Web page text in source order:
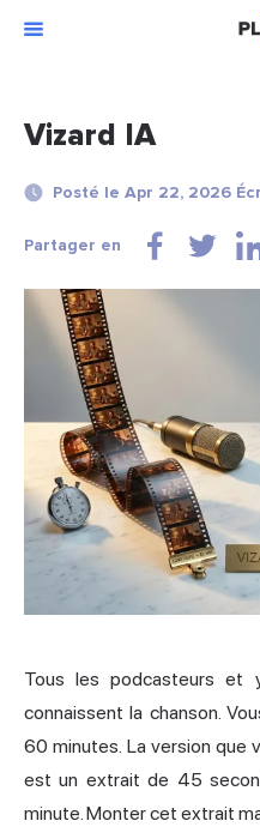
Vizard IA
Posté le Apr 22, 2026
Partager en
Tous les podcasteurs et
connaissent la chanson.
60 minutes. La version que
est un extrait de 45
minute. Monter cet extrait